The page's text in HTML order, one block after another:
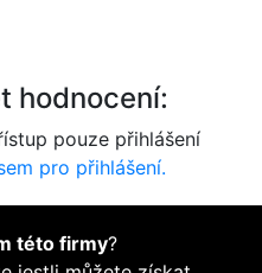
hodnocení:
pouze přihlášení
pro přihlášení.
této firmy?